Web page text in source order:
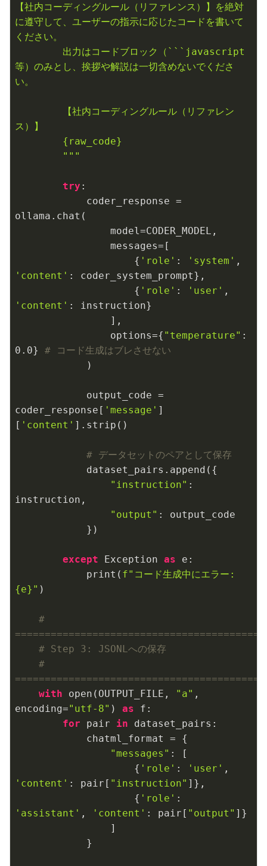
【社内コーディングルール（リファレンス）】を絶対
に遵守して、ユーザーの指示に応じたコードを書いて
ください。
等）のみとし、挨拶や解説は一切含めないでくださ
い。
ス）】
{raw_code}
        """
try :
ollama.chat(
                    {
'role' : 'system'
'content' : coder_system_prompt},
                    {
'role' : 'user'
'content' : instruction}
                options={
"temperature"
0.0} # コード生成はブレさせない
coder_response[ 'message' ]
[ 'content' ].strip()
# データセットのペアとして保存
"instruction" :
instruction,
"output" : output_code
except Exception as e:
            print(
{e} " )
#
=========================================
# Step 3: JSONLへの保存
#
=========================================
with open(OUTPUT_FILE, "a" ,
encoding="utf-8" ) as f:
for pair in dataset_pairs:
"messages" : [
                    {
'role' : 'user'
'content' : pair[ "instruction" ]},
                    {
'role'
'assistant' , 'content' : pair[ "output" ]}